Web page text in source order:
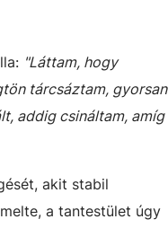
"Láttam, hogy
tárcsáztam, gyorsan
addig csináltam, amíg
akit stabil
a tantestület úgy